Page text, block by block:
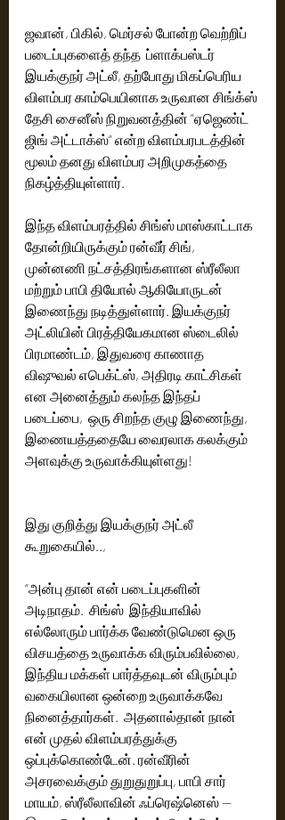
ஜவான், பிகில், மெர்சல் போன்ற வெற்றிப்
படைப்புகளைத் தந்த  ப்ளாக்பஸ்டர்
இயக்குநர் அட்லீ, தற்போது மிகப்பெரிய
விளம்பர காம்பெயினாக உருவான சிங்க்ஸ்
தேசி சைனீஸ் நிறுவனத்தின் “ஏஜெண்ட்
ஜிங் அட்டாக்ஸ்” என்ற விளம்பரபடத்தின்
மூலம் தனது விளம்பர அறிமுகத்தை
நிகழ்த்தியுள்ளார்.
இந்த விளம்பரத்தில் சிங்ஸ் மாஸ்காட்டாக
தோன்றியிருக்கும் ரன்வீர் சிங்,
முன்னணி நட்சத்திரங்களான ஸ்ரீலீலா
மற்றும் பாபி தியோல் ஆகியோருடன்
இணைந்து நடித்துள்ளார். இயக்குநர்
அட்லியின் பிரத்தியேகமான ஸ்டைலில்
பிரமாண்டம், இதுவரை காணாத
விஷுவல் எபெக்ட்ஸ், அதிரடி காட்சிகள்
என அனைத்தும் கலந்த இந்தப்
படைப்பை,  ஒரு சிறந்த குழு இணைந்து,
இணையத்ததையே வைரலாக கலக்கும்
அளவுக்கு உருவாக்கியுள்ளது!
இது குறித்து இயக்குநர் அட்லீ
கூறுகையில்..,
“அன்பு தான் என் படைப்புகளின்
அடிநாதம்.  சிங்ஸ்  இந்தியாவில்
எல்லோரும் பார்க்க வேண்டுமென ஒரு
விசயத்தை உருவாக்க விரும்பவில்லை,
இந்திய மக்கள் பார்த்தவுடன் விரும்பும்
வகையிலான ஒன்றை உருவாக்கவே
நினைத்தார்கள்.  அதனால்தான் நான்
என் முதல் விளம்பரத்துக்கு
ஒப்புக்கொண்டேன். ரன்வீரின்
அசரவைக்கும் துறுதுறுப்பு, பாபி சார்
மாயம், ஸ்ரீலீலாவின் ஃப்ரெஷ்னெஸ் —